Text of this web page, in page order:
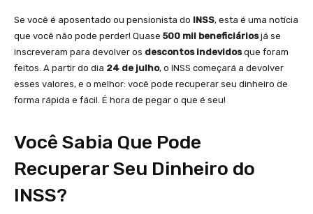
Se você é aposentado ou pensionista do INSS, esta é uma notícia
que você não pode perder! Quase 500 mil beneficiáriosjá se
inscreveram para devolver os descontos indevidosque foram
feitos. A partir do dia 24 de julho, o INSS começará a devolver
esses valores, e o melhor: você pode recuperar seu dinheiro de
forma rápida e fácil. É hora de pegar o que é seu!
Você Sabia Que Pode
Recuperar Seu Dinheiro do
INSS?